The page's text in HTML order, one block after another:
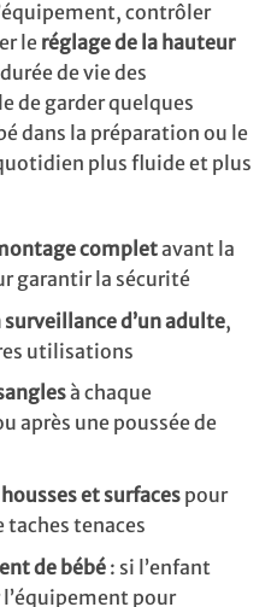
contrôler
le réglage de la hauteur
de vie des
de garder quelques
dans la préparation ou le
plus fluide et plus
completavant la
garantir la sécurité
d’un adulte,
utilisations
à chaque
après une poussée de
et surfacespour
tenaces
de bébé: si l’enfant
pour